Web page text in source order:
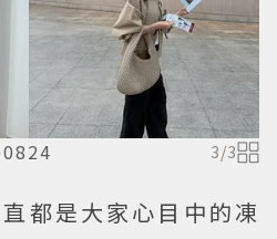
3/3
都是大家心目中的凍